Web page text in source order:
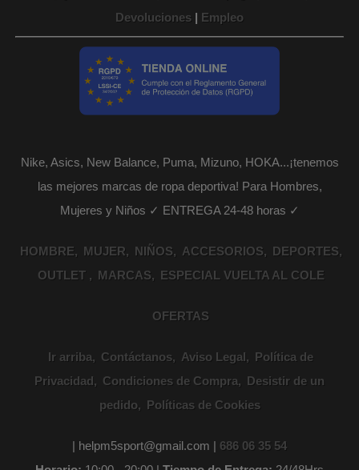
Devoluciones | Empleo
Nike, Asics, New Balance, Puma, Mizuno, HOKA...¡tenemos
las mejores marcas de ropa deportiva! Para Hombres,
Mujeres y Niños ✓ ENTREGA 24-48 horas ✓
HOMBRE MUJER NIÑOS ACCESORIOS
DEPORTES
OUTLET
MARCAS ESPECIAL VUELTA AL COLE
OFERTAS
Ir arriba Contáctanos Aviso Legal
Política de
Privacidad
Condiciones de Compra
Desistir de un
pedido
Políticas de Cookies
| helpm5sport@gmail.com | 686 06 35 54